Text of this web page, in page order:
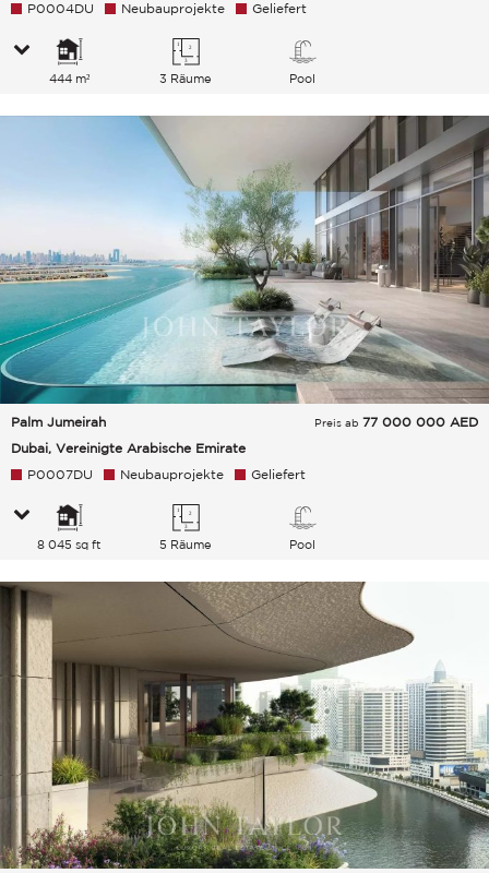
P0004DU Neubauprojekte Geliefert
444 m² 3 Räume Pool
Palm Jumeirah
Dubai, Vereinigte Arabische Emirate
Preis ab 77 000 000 AED
P0007DU Neubauprojekte Geliefert
8 045 sq ft 5 Räume Pool